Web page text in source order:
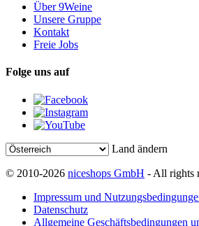
Über 9Weine
Unsere Gruppe
Kontakt
Freie Jobs
Folge uns auf
Land ändern
© 2010-2026 niceshops GmbH - All rights
Impressum und
Datenschutz
Allgemeine Geschäftsbedingungen